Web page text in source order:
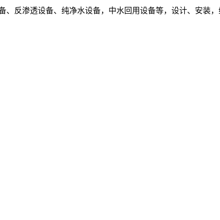
反渗透设备、纯净水设备，中水回用设备等，设计、安装，